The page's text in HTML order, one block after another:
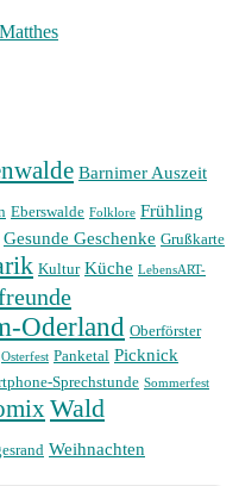
Barnimer Auszeit
Eberswalde Folklore Frühling
Gesunde Geschenke Grußkarte
Kultur Küche LebensART-
Oderland Oberförster
Osterfest Panketal Picknick
Sprechstunde Sommerfest
Wald
Weihnachten